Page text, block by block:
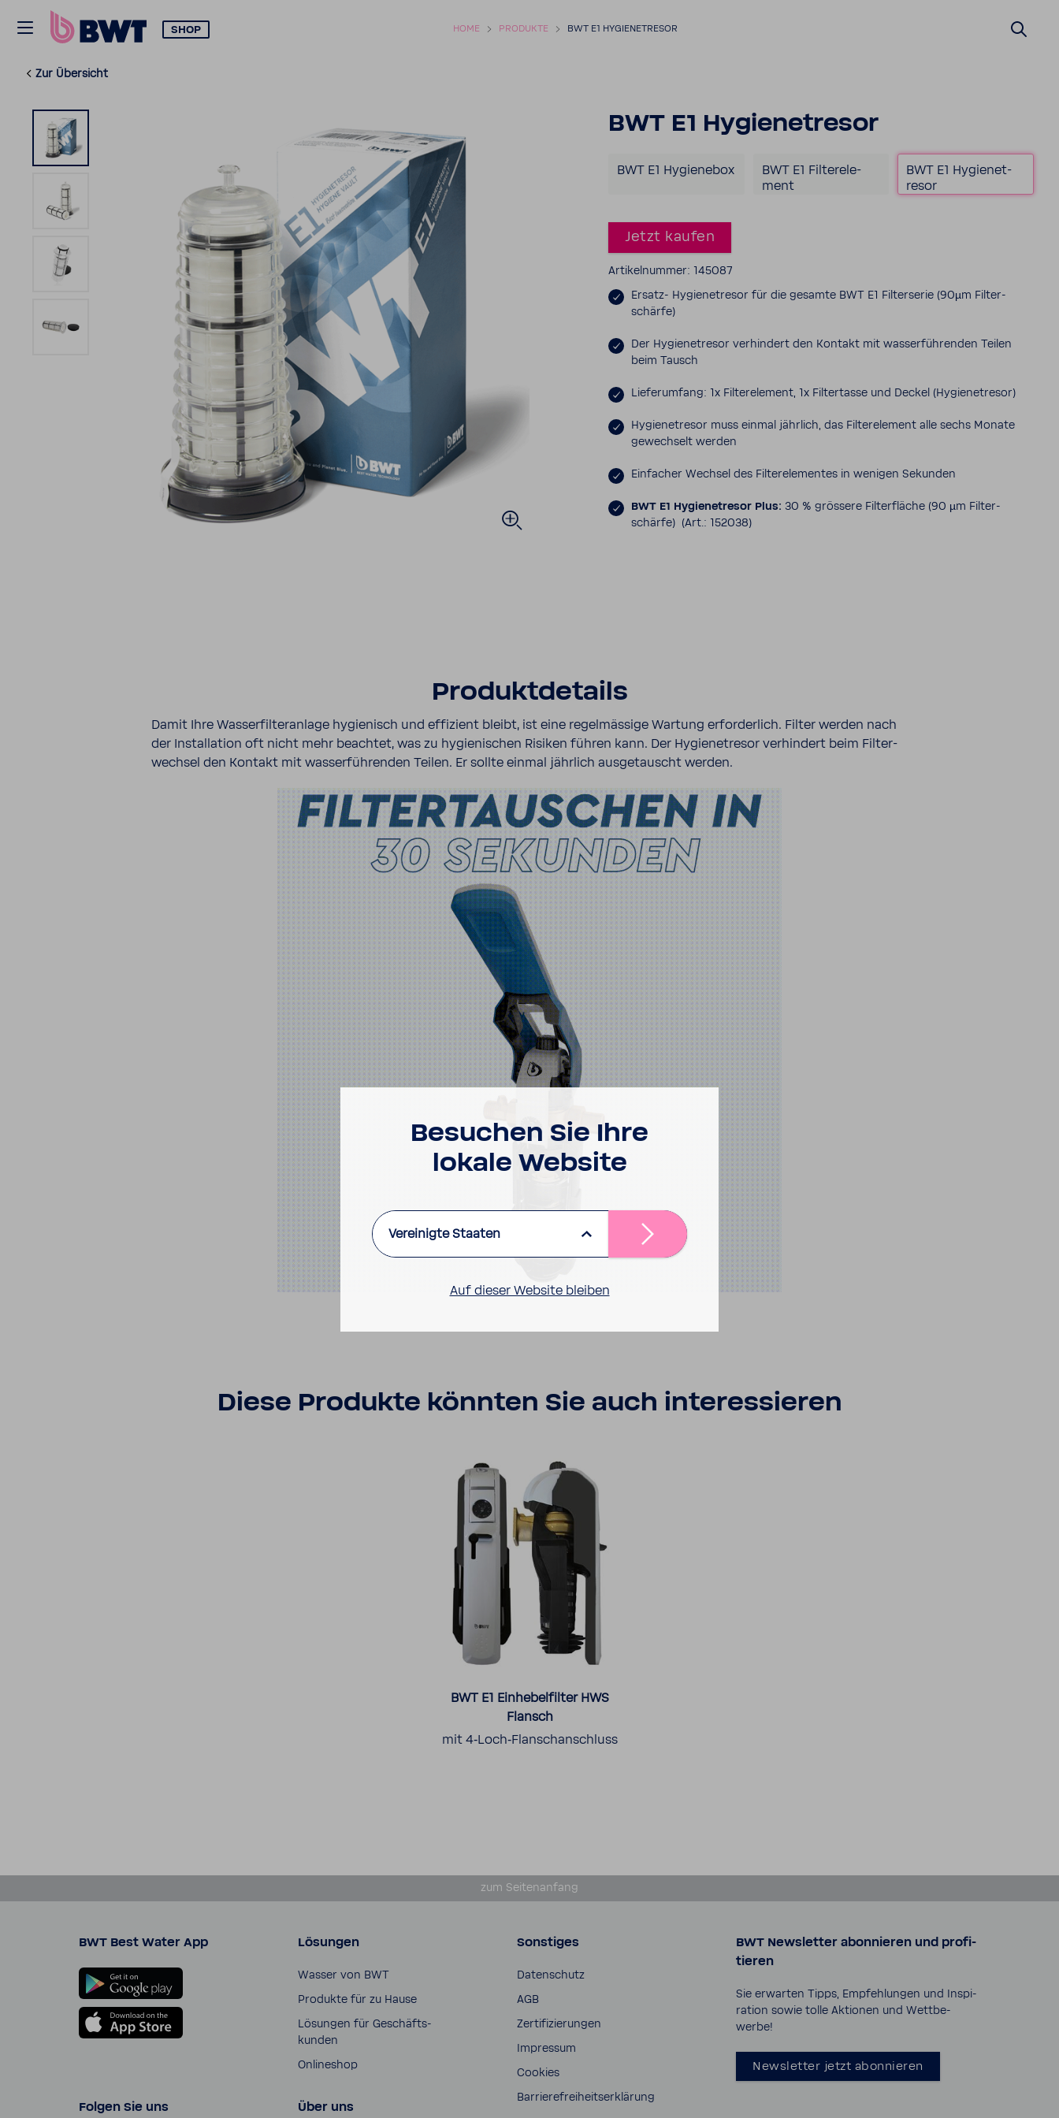
HOME PRODUKTE BWT E1 HYGIE­NE­T­RESOR
SHOP
Zur Über­sicht
BWT E1 Hygie­ne­t­resor
BWT E1 Hygie­nebox
BWT E1 Filter­ele­
ment
BWT E1 Hygie­ne­t­
resor
Jetzt kaufen
Arti­kel­nummer: 145087
Ersatz-​ Hygie­ne­t­resor für die gesamte BWT E1 Filter­serie (90µm Filter­
schärfe)
Der Hygie­ne­t­resor verhin­dert den Kontakt mit wasser­füh­renden Teilen
beim Tausch
Liefer­um­fang: 1x Filter­ele­ment, 1x Filter­tasse und Deckel (Hygie­ne­t­resor)
Hygie­ne­t­resor muss einmal jähr­lich, das Filter­ele­ment alle sechs Monate
gewech­selt werden
Einfa­cher Wechsel des Filter­ele­mentes in wenigen Sekunden
BWT E1 Hygie­ne­t­resor Plus: 30 % grös­sere Filter­fläche (90 µm Filter­
schärfe) (Art.: 152038)
Produkt­de­tails
Damit Ihre Wasser­fil­ter­an­lage hygie­nisch und effi­zient bleibt, ist eine regel­mäs­sige Wartung erfor­der­lich. Filter werden nach
der Instal­la­tion oft nicht mehr beachtet, was zu hygie­ni­schen Risiken führen kann. Der Hygie­ne­t­resor verhin­dert beim Filter­
wechsel den Kontakt mit wasser­füh­renden Teilen. Er sollte einmal jähr­lich ausge­tauscht werden.
Diese Produkte könnten Sie auch inter­es­sieren
BWT E1 Einhe­bel­filter HWS
Flansch
mit 4‑Loch‑Flan­sch­an­schluss
zum Seiten­an­fang
BWT Best Water App
Folgen Sie uns
Lösungen
Wasser von BWT
Produkte für zu Hause
Lösungen für Geschäfts­
kunden
Online­shop
Über uns
Sonstiges
Daten­schutz
AGB
Zerti­fi­zie­rungen
Impressum
Cookies
Barrie­re­frei­heits­er­klä­rung
BWT News­letter abon­nieren und profi­
tieren
Sie erwarten Tipps, Empfeh­lungen und Inspi­
ra­tion sowie tolle Aktionen und Wett­be­
werbe!
News­letter jetzt abon­nieren
Besu­chen Sie Ihre
lokale Website
Vereinigte Staaten
Auf dieser Website bleiben